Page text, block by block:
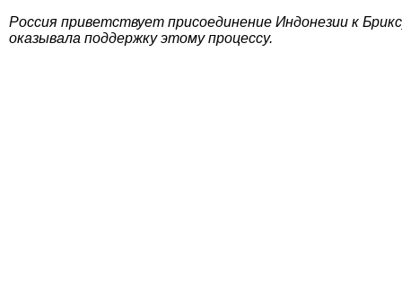
Россия приветствует присоединение Индонезии к
оказывала поддержку этому процессу.